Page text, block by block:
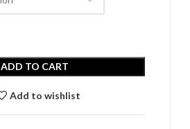
ADD TO CART
Add to wishlist